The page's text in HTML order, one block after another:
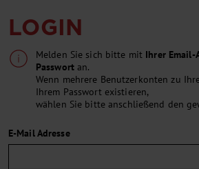
LOGIN
Melden Sie sich bitte mit Ihrer Email-
Passwortan.
Wenn mehrere Benutzerkonten zu
Ihrem Passwort existieren,
wählen Sie bitte anschließend den
E-Mail Adresse